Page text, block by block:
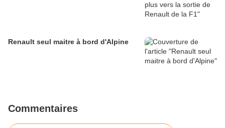
Renault seul maitre à bord d'Alpine
Commentaires